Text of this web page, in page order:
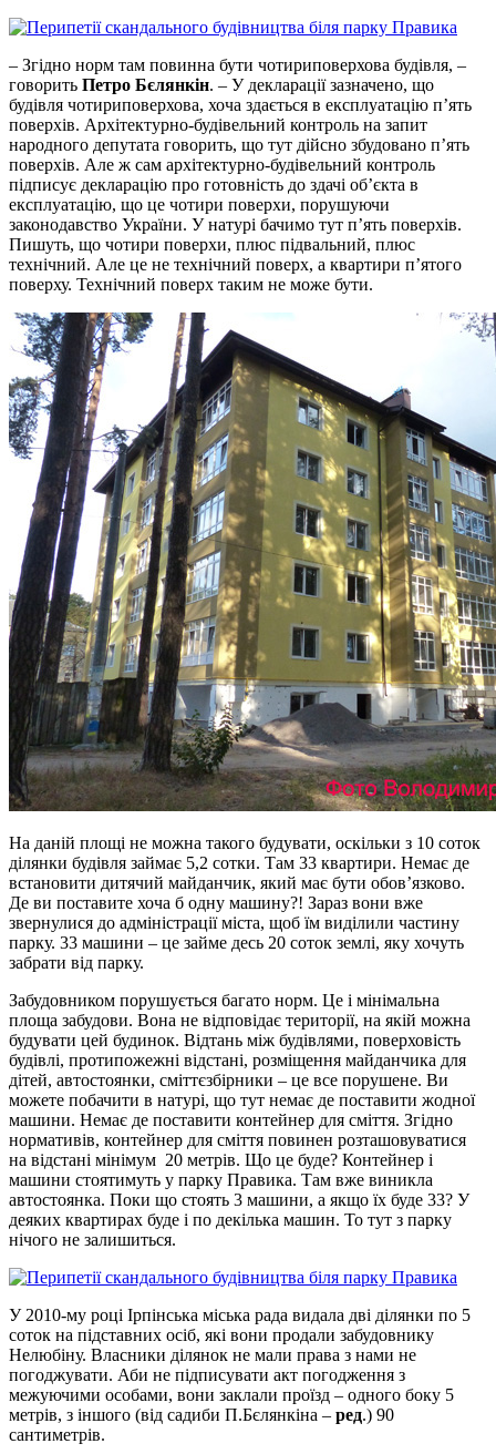
– Згідно норм там повинна бути чотириповерхова будівля, –
говорить Петро Бєлянкін. – У декларації зазначено, що
будівля чотириповерхова, хоча здається в експлуатацію п’ять
поверхів. Архітектурно-будівельний контроль на запит
народного депутата говорить, що тут дійсно збудовано п’ять
поверхів. Але ж сам архітектурно-будівельний контроль
підписує декларацію про готовність до здачі об’єкта в
експлуатацію, що це чотири поверхи, порушуючи
законодавство України. У натурі бачимо тут п’ять поверхів.
Пишуть, що чотири поверхи, плюс підвальний, плюс
технічний. Але це не технічний поверх, а квартири п’ятого
поверху. Технічний поверх таким не може бути.
На даній площі не можна такого будувати, оскільки з 10 соток
ділянки будівля займає 5,2 сотки. Там 33 квартири. Немає де
встановити дитячий майданчик, який має бути обов’язково.
Де ви поставите хоча б одну машину?! Зараз вони вже
звернулися до адміністрації міста, щоб їм виділили частину
парку. 33 машини – це займе десь 20 соток землі, яку хочуть
забрати від парку.
Забудовником порушується багато норм. Це і мінімальна
площа забудови. Вона не відповідає території, на якій можна
будувати цей будинок. Відтань між будівлями, поверховість
будівлі, протипожежні відстані, розміщення майданчика для
дітей, автостоянки, сміттєзбірники – це все порушене. Ви
можете побачити в натурі, що тут немає де поставити жодної
машини. Немає де поставити контейнер для сміття. Згідно
нормативів, контейнер для сміття повинен розташовуватися
на відстані мінімум 20 метрів. Що це буде? Контейнер і
машини стоятимуть у парку Правика. Там вже виникла
автостоянка. Поки що стоять 3 машини, а якщо їх буде 33? У
деяких квартирах буде і по декілька машин. То тут з парку
нічого не залишиться.
У 2010-му році Ірпінська міська рада видала дві ділянки по 5
соток на підставних осіб, які вони продали забудовнику
Нелюбіну. Власники ділянок не мали права з нами не
погоджувати. Аби не підписувати акт погодження з
межуючими особами, вони заклали проїзд – одного боку 5
метрів, з іншого (від садиби П.Бєлянкіна – ред.) 90
сантиметрів.